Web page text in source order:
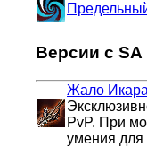
Версии с SA
Жало Икара
PvP. При
умения для